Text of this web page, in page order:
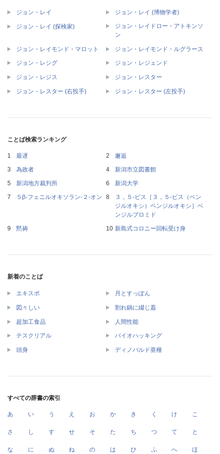
ジョン・レイ ジョン・レイ (博物学者)
ジョン・レイ (探検家)
ジョン・レイドロー・アトキンソ
ン
ジョン・レイモンド・マロット ジョン・レイモンド・ルグラース
ジョン・レシグ ジョン・レジェンド
ジョン・レジス ジョン・レスター
ジョン・レスター (右投手) ジョン・レスター (左投手)
ことば検索ランキング
最遅
邂逅
為政者
新潟市立図書館
新潟地方裁判所
新潟大学
５β‐フェニルオキソラン‐２‐オン
３，５‐ビス［３，５‐ビス（ベン
ジルオキシ）ベンジルオキシ］ベ
ンジルブロミド
黙祷
新島式コロニー回転受け身
新着のことば
エキスポ 月とすっぽん
図々しい 割れ鍋に綴じ蓋
超加工食品 人間性能
テスクリアル バイオハッキング
頭身 ディノバルド亜種
すべての辞書の索引
あ い う え お か き く け こ
さ し す せ そ た ち つ て と
な に ぬ ね の は ひ ふ へ ほ